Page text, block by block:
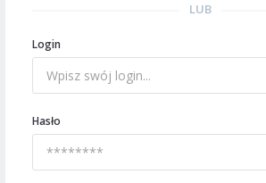
LUB
Login
Hasło